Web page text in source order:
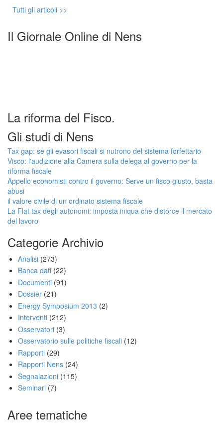
Tutti gli articoli >>
Il Giornale Online di Nens
La riforma del Fisco.
Gli studi di Nens
Tax gap: se gli evasori fiscali si nutrono del sistema forfettario
Visco: l'audizione alla Camera sulla delega al governo per la
riforma fiscale
Appello economisti contro il governo: Serve un fisco giusto, basta
abusi
il valore civile di un ordinato sistema fiscale
La Flat tax degli autonomi: imposta iniqua che distorce il mercato
del lavoro
Categorie Archivio
Analisi (273)
Banca dati (22)
Documenti (91)
Dossier (21)
Energy Symposium 2013 (2)
Interventi (212)
Osservatori (3)
Osservatorio sulle politiche fiscali (12)
Rapporti (29)
Rapporti Nens (24)
Segnalazioni (115)
Seminari (7)
Aree tematiche